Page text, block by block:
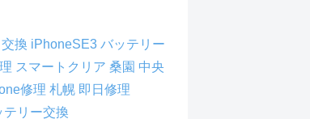
換 iPhoneSE3 バッテリー
スマートクリア 桑園 中央
修理 札幌 即日修理
リー交換